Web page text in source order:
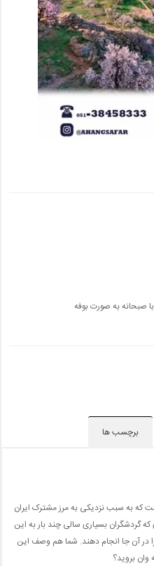
صبحانه به صورت بوفه
برچسب ها
که به سبب نزدیکی به مرز مشترک ایران
که گردشگران بسیاری سالی چند بار به این
در آن جا انجام دهند. شما هم وصف این
وان بروید؟